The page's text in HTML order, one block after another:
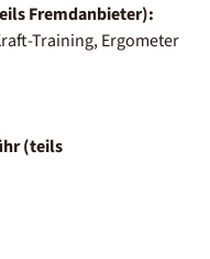
Fremdanbieter):
Training, Ergometer
(teils